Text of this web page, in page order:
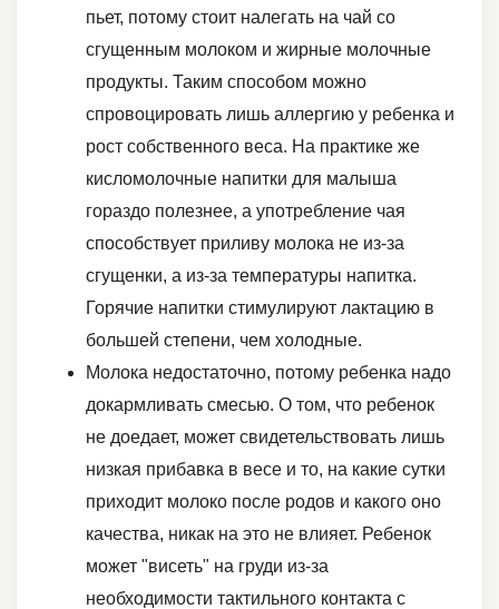
пьет, потому стоит налегать на чай со
сгущенным молоком и жирные молочные
продукты. Таким способом можно
спровоцировать лишь аллергию у ребенка и
рост собственного веса. На практике же
кисломолочные напитки для малыша
гораздо полезнее, а употребление чая
способствует приливу молока не из-за
сгущенки, а из-за температуры напитка.
Горячие напитки стимулируют лактацию в
большей степени, чем холодные.
Молока недостаточно, потому ребенка надо
докармливать смесью. О том, что ребенок
не доедает, может свидетельствовать лишь
низкая прибавка в весе и то, на какие сутки
приходит молоко после родов и какого оно
качества, никак на это не влияет. Ребенок
может "висеть" на груди из-за
необходимости тактильного контакта с